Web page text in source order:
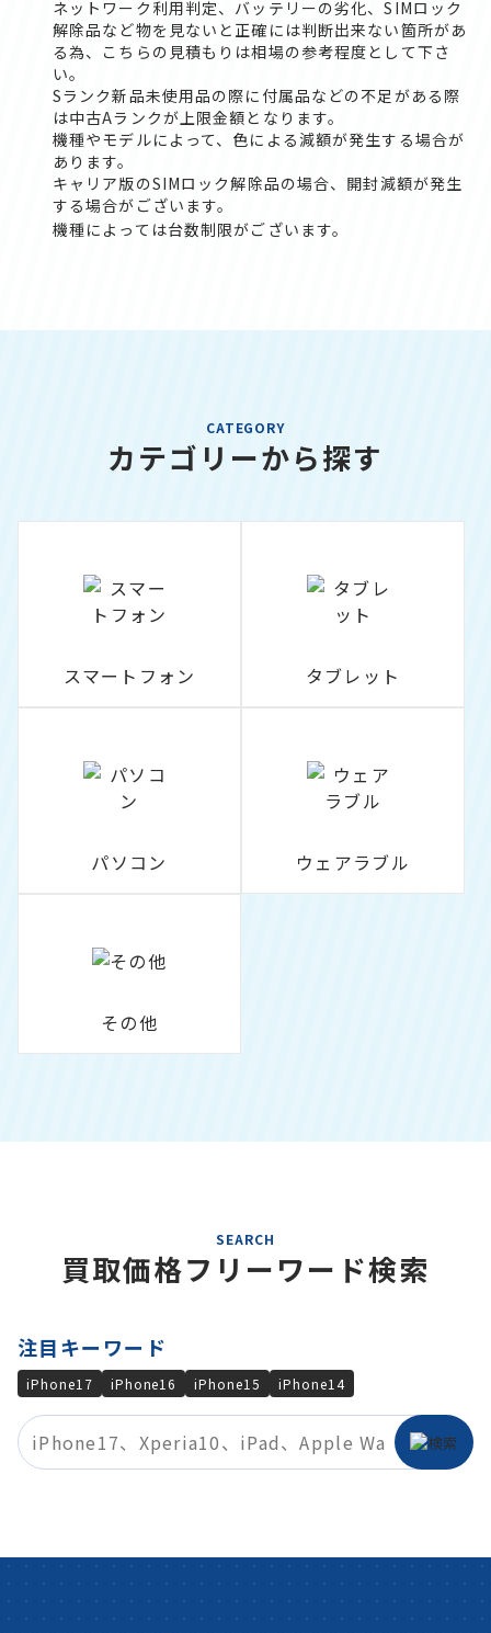
ネットワーク利用判定、バッテリーの劣化、SIMロック
解除品など物を見ないと正確には判断出来ない箇所があ
る為、こちらの見積もりは相場の参考程度として下さ
い。
Sランク新品未使用品の際に付属品などの不足がある際
は中古Aランクが上限金額となります。
機種やモデルによって、色による減額が発生する場合が
あります。
キャリア版のSIMロック解除品の場合、開封減額が発生
する場合がございます。
機種によっては台数制限がございます。
CATEGORY
カテゴリーから探す
スマートフォン タブレット
パソコン ウェアラブル
その他
SEARCH
買取価格フリーワード検索
注目キーワード
iPhone17 iPhone16 iPhone15 iPhone14